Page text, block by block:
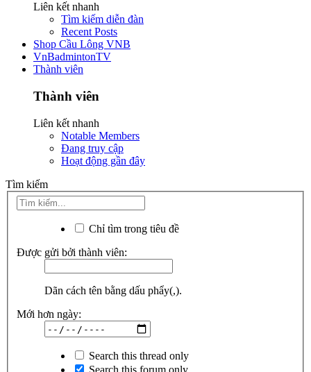
Liên kết nhanh
Tìm kiếm diễn đàn
Recent Posts
Shop Cầu Lông VNB
VnBadmintonTV
Thành viên
Thành viên
Liên kết nhanh
Notable Members
Đang truy cập
Hoạt động gần đây
Tìm kiếm
Chỉ tìm trong tiêu đề
Được gửi bởi thành viên:
Dãn cách tên bằng dấu phẩy(,).
Mới hơn ngày:
Search this thread only